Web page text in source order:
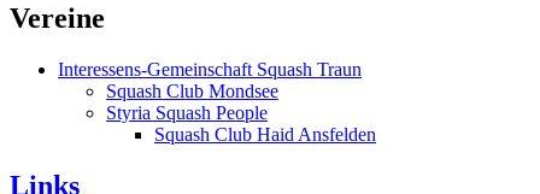
Vereine
Interessens-Gemeinschaft Squash Traun
Squash Club Mondsee
Styria Squash People
Squash Club Haid Ansfelden
Links